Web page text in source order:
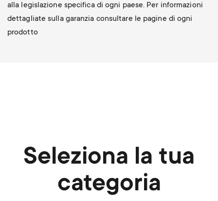
alla legislazione specifica di ogni paese. Per informazioni
dettagliate sulla garanzia consultare le pagine di ogni
prodotto
Seleziona la tua
categoria